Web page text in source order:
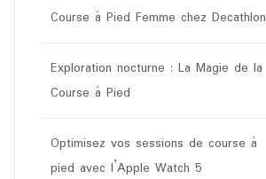
Course à Pied Femme chez Decathlon
Exploration nocturne : La Magie de la
Course à Pied
Optimisez vos sessions de course à
pied avec l’Apple Watch 5